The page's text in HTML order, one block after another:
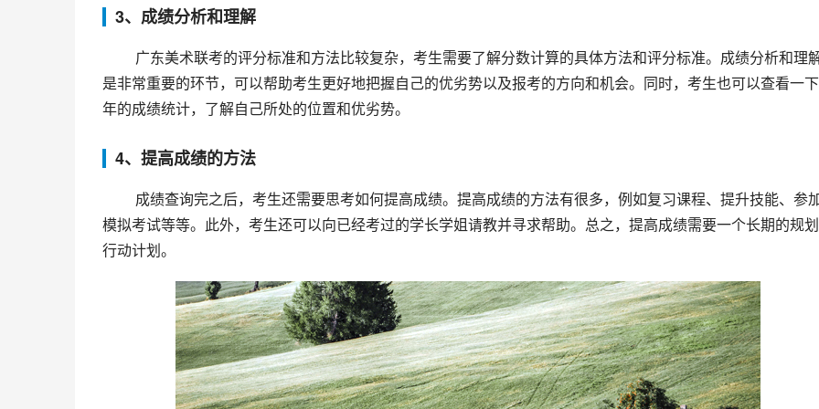
3、成绩分析和理解
是非常重要的环节，可以帮助考生更好地把握自己的优劣势以及报考的方向和机会。同时，考生也可以查看一
年的成绩统计，了解自己所处的位置和优劣势。
4、提高成绩的方法
模拟考试等等。此外，考生还可以向已经考过的学长学姐请教并寻求帮助。总之，提高成绩需要一个长期的规
行动计划。